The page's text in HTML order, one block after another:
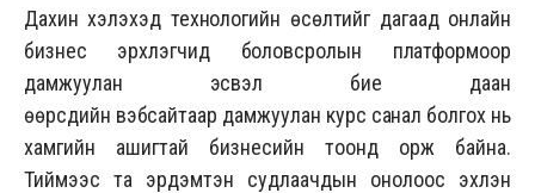
Дахин хэлэхэд технологийн өсөлтийг дагаад онлайн
бизнес эрхлэгчид боловсролын платформоор
дамжуулан эсвэл бие даан
өөрсдийн вэбсайтаар дамжуулан курс санал болгох нь
хамгийн ашигтай бизнесийн тоонд орж байна.
Тиймээс та эрдэмтэн судлаачдын онолоос эхлэн